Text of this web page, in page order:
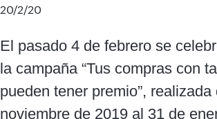
20/2/20
El pasado 4 de febrero se
la campaña “Tus compras con
pueden tener premio”, realizada
noviembre de 2019 al 31 de